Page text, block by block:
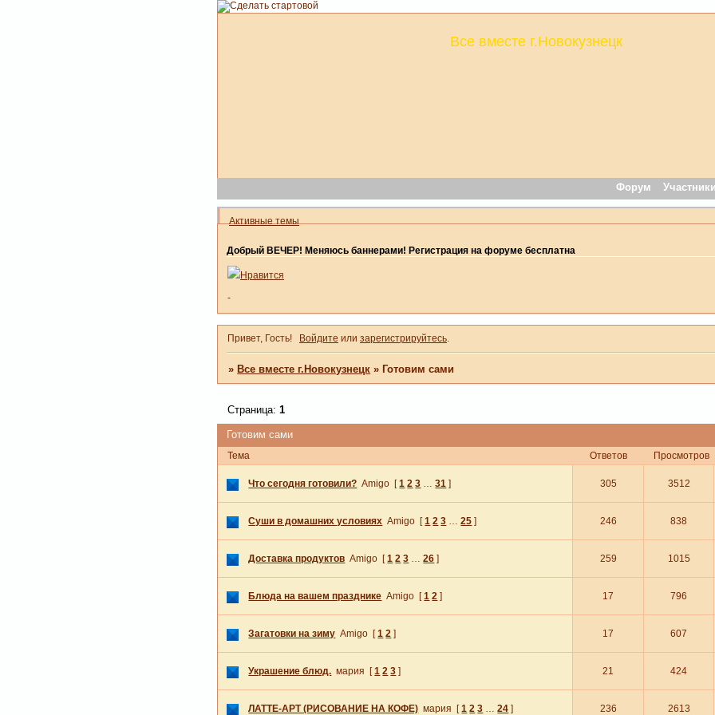
Все вместе г.Новокузнецк
Форум Участники
Активные темы
Добрый ВЕЧЕР! Меняюсь баннерами! Регистрация на форуме бесплатна
Нравится
-
Привет, Гость! Войдите или зарегистрируйтесь.
»Все вместе г.Новокузнецк »Готовим сами
Готовим сами
Страница:1
Тема Ответов Просмотров
Что сегодня готовили? Amigo [ 1 2 3 … 31 ] 305 3512
Суши в домашних условиях Amigo [ 1 2 3 … 25 ] 246 838
Доставка продуктов Amigo [ 1 2 3 … 26 ] 259 1015
Блюда на вашем празднике Amigo [ 1 2 ] 17 796
Загатовки на зиму Amigo [ 1 2 ] 17 607
Украшение блюд. мария [ 1 2 3 ] 21 424
ЛАТТЕ-АРТ (РИСОВАНИЕ НА КОФЕ) мария [ 1 2 3 … 24 ] 236 2613